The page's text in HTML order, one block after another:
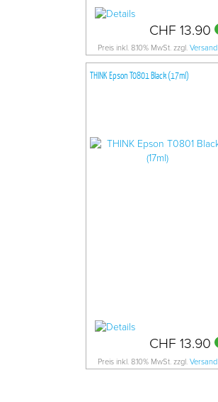
CHF 13.90
Preis inkl. 8.10% MwSt. zzgl.Versand
THINK Epson T0801 Black (17ml)
CHF 13.90
Preis inkl. 8.10% MwSt. zzgl.Versand